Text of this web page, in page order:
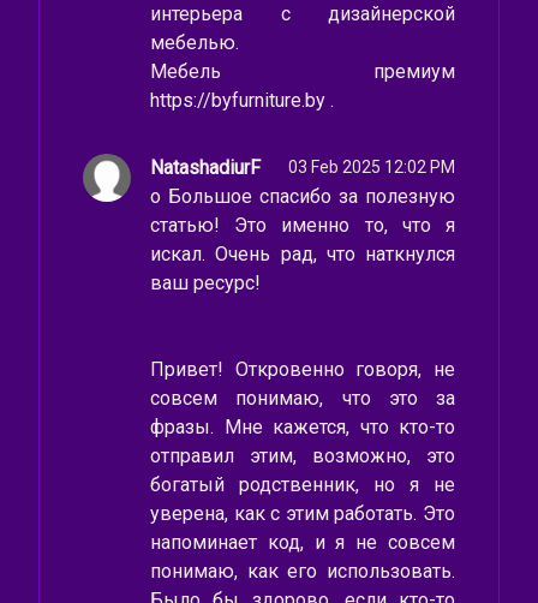
интерьера с дизайнерской
мебелью.
Мебель премиум
https://byfurniture.by .
NatashadiurF 03 Feb 2025 12:02 PM
о Большое спасибо за полезную
статью! Это именно то, что я
искал. Очень рад, что наткнулся
ваш ресурс!
Привет! Откровенно говоря, не
совсем понимаю, что это за
фразы. Мне кажется, что кто-то
отправил этим, возможно, это
богатый родственник, но я не
уверена, как с этим работать. Это
напоминает код, и я не совсем
понимаю, как его использовать.